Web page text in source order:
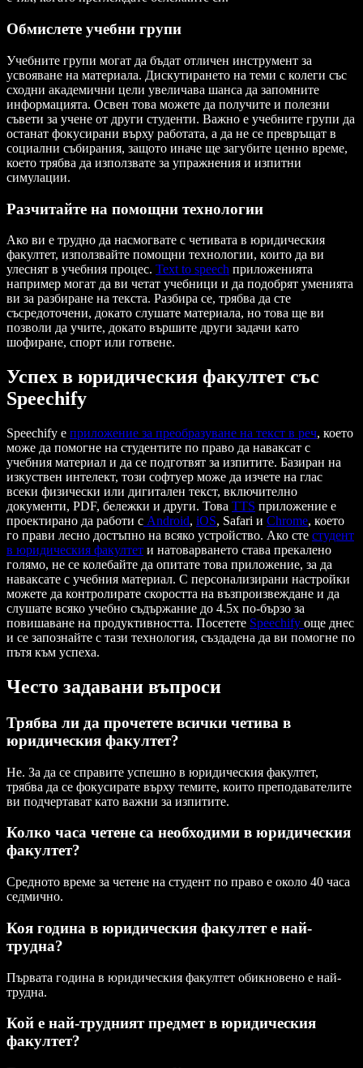
Обмислете учебни групи
Учебните групи могат да бъдат отличен инструмент за
усвояване на материала. Дискутирането на теми с колеги със
сходни академични цели увеличава шанса да запомните
информацията. Освен това можете да получите и полезни
съвети за учене от други студенти. Важно е учебните групи да
останат фокусирани върху работата, а да не се превръщат в
социални събирания, защото иначе ще загубите ценно време,
което трябва да използвате за упражнения и изпитни
симулации.
Разчитайте на помощни технологии
Ако ви е трудно да насмогвате с четивата в юридическия
факултет, използвайте помощни технологии, които да ви
улеснят в учебния процес. Text to speech приложенията
например могат да ви четат учебници и да подобрят уменията
ви за разбиране на текста. Разбира се, трябва да сте
съсредоточени, докато слушате материала, но това ще ви
позволи да учите, докато вършите други задачи като
шофиране, спорт или готвене.
Успех в юридическия факултет със
Speechify
Speechify е приложение за преобразуване на текст в реч, което
може да помогне на студентите по право да наваксат с
учебния материал и да се подготвят за изпитите. Базиран на
изкуствен интелект, този софтуер може да изчете на глас
всеки физически или дигитален текст, включително
документи, PDF, бележки и други. Това TTS приложение е
проектирано да работи с Android, iOS, Safari и Chrome, което
го прави лесно достъпно на всяко устройство. Ако сте студент
в юридическия факултет и натоварването става прекалено
голямо, не се колебайте да опитате това приложение, за да
наваксате с учебния материал. С персонализирани настройки
можете да контролирате скоростта на възпроизвеждане и да
слушате всяко учебно съдържание до 4.5x по-бързо за
повишаване на продуктивността. Посетете Speechify още днес
и се запознайте с тази технология, създадена да ви помогне по
пътя към успеха.
Често задавани въпроси
Трябва ли да прочетете всички четива в
юридическия факултет?
Не. За да се справите успешно в юридическия факултет,
трябва да се фокусирате върху темите, които преподавателите
ви подчертават като важни за изпитите.
Колко часа четене са необходими в юридическия
факултет?
Средното време за четене на студент по право е около 40 часа
седмично.
Коя година в юридическия факултет е най-
трудна?
Първата година в юридическия факултет обикновено е най-
трудна.
Кой е най-трудният предмет в юридическия
факултет?